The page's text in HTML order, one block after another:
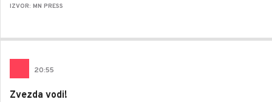
IZVOR: MN PRESS
20:55
Zvezda vodi!